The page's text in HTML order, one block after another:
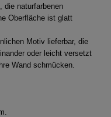
die naturfarbenen
Oberfläche ist glatt
Motiv lieferbar, die
oder leicht versetzt
Wand schmücken.